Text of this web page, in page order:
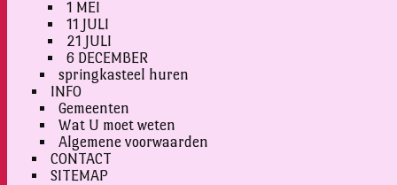
1 MEI
11 JULI
21 JULI
6 DECEMBER
springkasteel huren
INFO
Gemeenten
Wat U moet weten
Algemene voorwaarden
CONTACT
SITEMAP